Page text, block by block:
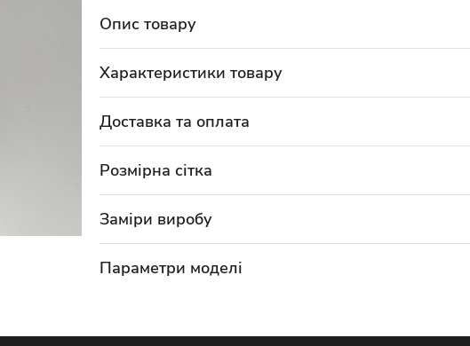
Опис товару
Характеристики товару
Доставка та оплата
Розмірна сітка
Заміри виробу
Параметри моделі